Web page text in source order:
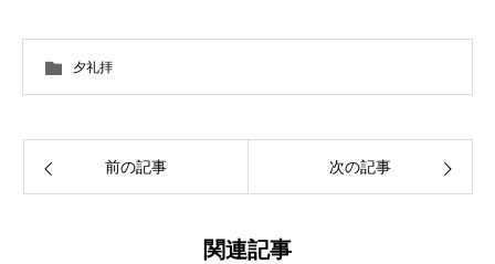
夕礼拝
前の記事 次の記事
関連記事